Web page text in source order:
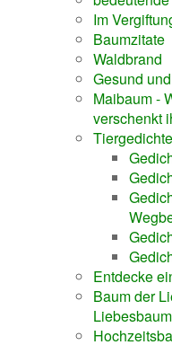
Im
Baumzitate
Waldbrand
Gesund
Maibaum -
verschenkt
Tiergedichte
Entdecke
Baum der